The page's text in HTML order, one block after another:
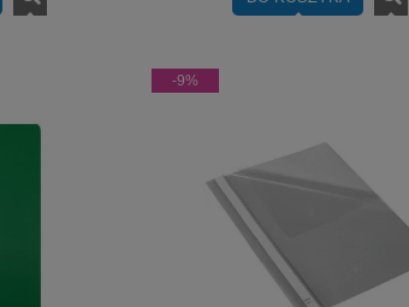
z
Album na zdjęcia 10x15 200szyty
miejscem na opis Gedeon
32,35 zł
DO KOSZYKA
-9%